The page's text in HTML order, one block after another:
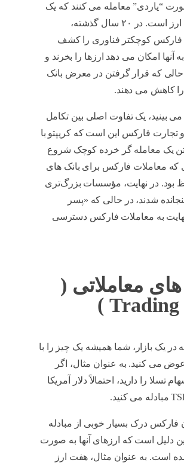
“یاردی” معامله می کنند که یک
میلیارد واحد ارز است. در ۲۰ سال گذشته،
فارکس کوچکتر فناوری را کشف
آنها امکان می دهد ارزها را بخرند و
حالی که قرار گرفتن در معرض بانک
کاهش می دهند.
بینید، یک تفاوت اصلی بین تکامل
و تجارت فارکس این است که کریپتو با
یک معامله گر خرده کوچک شروع
که معاملات فارکس برای بانک های
بود. در نهایت، مؤسسات بزرگ‌تری
شدند، در حالی که «پسر
به معاملات فارکس دسترسی
معاملاتی (
Trading
در یک بازار، شما همیشه یک چیز را با
می کنید. به عنوان مثال، اگر
تسلا را دارید، احتمالاً دلار آمریکا
فارکس درک بسیار خوبی از مبادله
دلیل است که ارزهای آنها به صورت
است. به عنوان مثال، هفت ارز